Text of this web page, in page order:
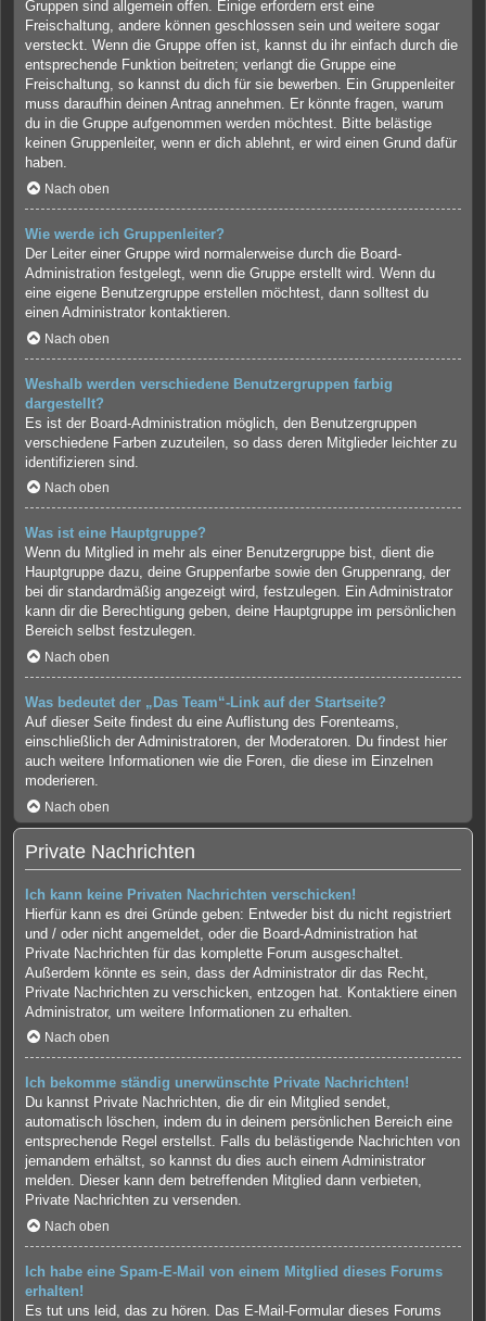
Gruppen sind allgemein offen. Einige erfordern erst eine
Freischaltung, andere können geschlossen sein und weitere sogar
versteckt. Wenn die Gruppe offen ist, kannst du ihr einfach durch die
entsprechende Funktion beitreten; verlangt die Gruppe eine
Freischaltung, so kannst du dich für sie bewerben. Ein Gruppenleiter
muss daraufhin deinen Antrag annehmen. Er könnte fragen, warum
du in die Gruppe aufgenommen werden möchtest. Bitte belästige
keinen Gruppenleiter, wenn er dich ablehnt, er wird einen Grund dafür
haben.
Nach oben
Wie werde ich Gruppenleiter?
Der Leiter einer Gruppe wird normalerweise durch die Board-
Administration festgelegt, wenn die Gruppe erstellt wird. Wenn du
eine eigene Benutzergruppe erstellen möchtest, dann solltest du
einen Administrator kontaktieren.
Nach oben
Weshalb werden verschiedene Benutzergruppen farbig
dargestellt?
Es ist der Board-Administration möglich, den Benutzergruppen
verschiedene Farben zuzuteilen, so dass deren Mitglieder leichter zu
identifizieren sind.
Nach oben
Was ist eine Hauptgruppe?
Wenn du Mitglied in mehr als einer Benutzergruppe bist, dient die
Hauptgruppe dazu, deine Gruppenfarbe sowie den Gruppenrang, der
bei dir standardmäßig angezeigt wird, festzulegen. Ein Administrator
kann dir die Berechtigung geben, deine Hauptgruppe im persönlichen
Bereich selbst festzulegen.
Nach oben
Was bedeutet der „Das Team“-Link auf der Startseite?
Auf dieser Seite findest du eine Auflistung des Forenteams,
einschließlich der Administratoren, der Moderatoren. Du findest hier
auch weitere Informationen wie die Foren, die diese im Einzelnen
moderieren.
Nach oben
Private Nachrichten
Ich kann keine Privaten Nachrichten verschicken!
Hierfür kann es drei Gründe geben: Entweder bist du nicht registriert
und / oder nicht angemeldet, oder die Board-Administration hat
Private Nachrichten für das komplette Forum ausgeschaltet.
Außerdem könnte es sein, dass der Administrator dir das Recht,
Private Nachrichten zu verschicken, entzogen hat. Kontaktiere einen
Administrator, um weitere Informationen zu erhalten.
Nach oben
Ich bekomme ständig unerwünschte Private Nachrichten!
Du kannst Private Nachrichten, die dir ein Mitglied sendet,
automatisch löschen, indem du in deinem persönlichen Bereich eine
entsprechende Regel erstellst. Falls du belästigende Nachrichten von
jemandem erhältst, so kannst du dies auch einem Administrator
melden. Dieser kann dem betreffenden Mitglied dann verbieten,
Private Nachrichten zu versenden.
Nach oben
Ich habe eine Spam-E-Mail von einem Mitglied dieses Forums
erhalten!
Es tut uns leid, das zu hören. Das E-Mail-Formular dieses Forums